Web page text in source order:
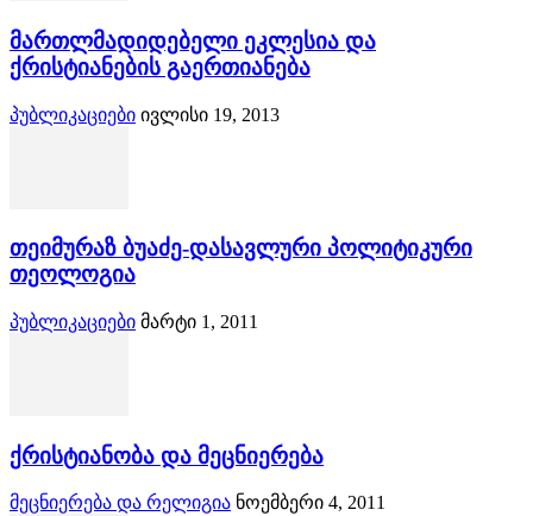
მართლმადიდებელი ეკლესია და
ქრისტიანების გაერთიანება
პუბლიკაციები ივლისი 19, 2013
თეიმურაზ ბუაძე-დასავლური პოლიტიკური
თეოლოგია
პუბლიკაციები მარტი 1, 2011
ქრისტიანობა და მეცნიერება
მეცნიერება და რელიგია ნოემბერი 4, 2011